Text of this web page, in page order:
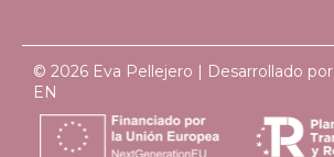
© 2026 Eva Pellejero | Desarrollado por
EN